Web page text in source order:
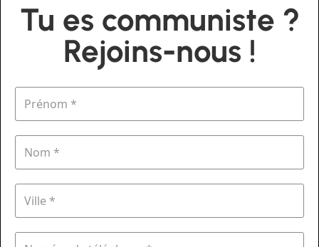
Tu es communiste ?
Rejoins-nous !